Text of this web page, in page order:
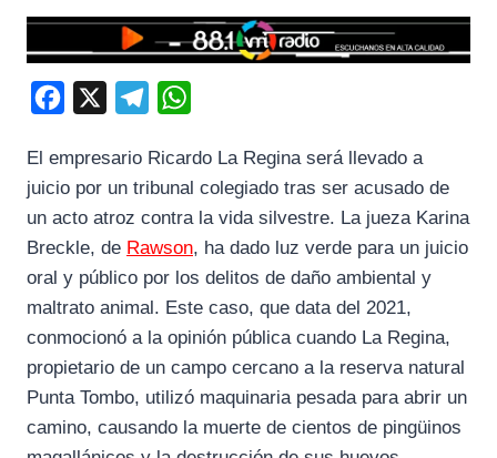
c
e
b
k
l
e
g
a
m
a
t
s
p
El empresario Ricardo La Regina será llevado a
juicio por un tribunal colegiado tras ser acusado de
un acto atroz contra la vida silvestre. La jueza Karina
Breckle, de Rawson, ha dado luz verde para un juicio
oral y público por los delitos de daño ambiental y
maltrato animal. Este caso, que data del 2021,
conmocionó a la opinión pública cuando La Regina,
propietario de un campo cercano a la reserva natural
Punta Tombo, utilizó maquinaria pesada para abrir un
camino, causando la muerte de cientos de pingüinos